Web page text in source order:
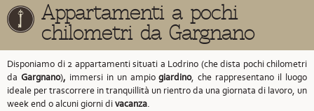
Appartamenti a pochi
chilometri da Gargnano
Disponiamo di 2 appartamenti situati a Lodrino (che dista pochi chilometri
da Gargnano), immersi in un ampiogiardino, che rappresentano il luogo
ideale per trascorrere in tranquillità un rientro da una giornata di lavoro, un
week end o alcuni giorni divacanza.